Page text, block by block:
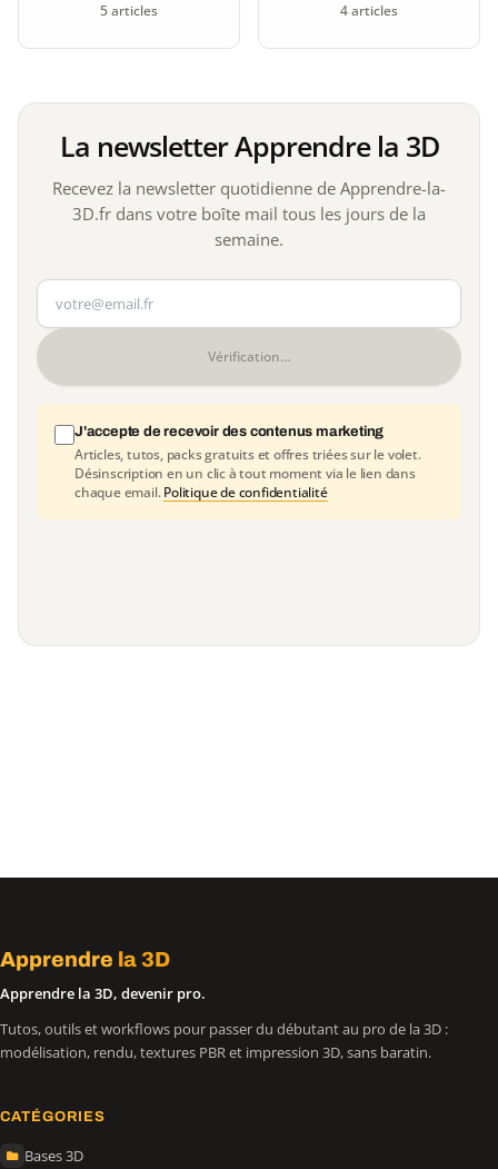
5 articles 4 articles
La newsletter Apprendre la 3D
Recevez la newsletter quotidienne de Apprendre-la-
3D.fr dans votre boîte mail tous les jours de la
semaine.
Votre adresse e-mail
Vérification…
J'accepte de recevoir des contenus marketing
Articles, tutos, packs gratuits et offres triées sur le volet.
Désinscription en un clic à tout moment via le lien dans
chaque email. Politique de confidentialité
Apprendre la 3D
Apprendre la 3D, devenir pro.
Tutos, outils et workflows pour passer du débutant au pro de la 3D :
modélisation, rendu, textures PBR et impression 3D, sans baratin.
CATÉGORIES
Bases 3D